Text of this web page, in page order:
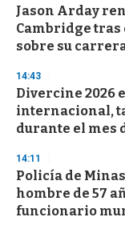
Jason Arday
Cambridge
sobre su
14:43
Divercine 2026
internacional,
durante el mes
14:11
Policía de
hombre de 57
funcionario